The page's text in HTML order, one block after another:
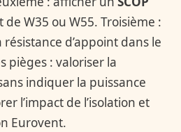
de W35 ou W55. Troisième :
d’appoint dans le
pièges : valoriser la
indiquer la puissance
l’impact de l’isolation et
Eurovent.